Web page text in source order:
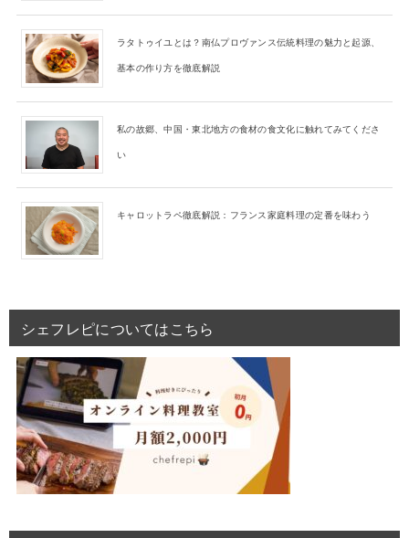
ラタトゥイユとは？南仏プロヴァンス伝統料理の魅力と起源、
基本の作り方を徹底解説
私の故郷、中国・東北地方の食材の食文化に触れてみてくださ
い
キャロットラペ徹底解説：フランス家庭料理の定番を味わう
シェフレピについてはこちら